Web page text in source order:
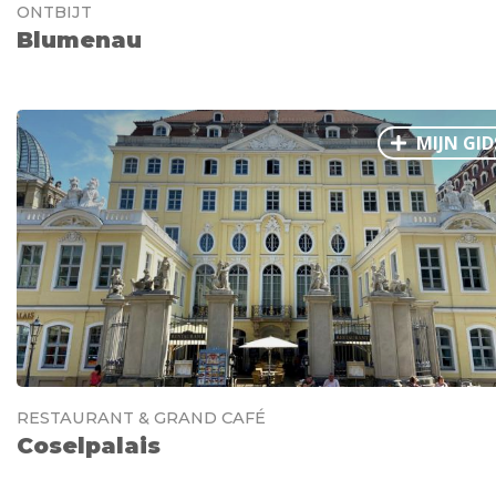
ONTBIJT
Blumenau
MIJN
RESTAURANT & GRAND CAFÉ
Coselpalais